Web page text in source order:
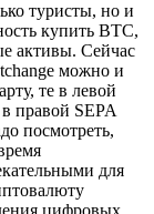
туристы, но и
купить BTC,
активы. Сейчас
можно и
те в левой
правой SEPA
посмотреть,
для